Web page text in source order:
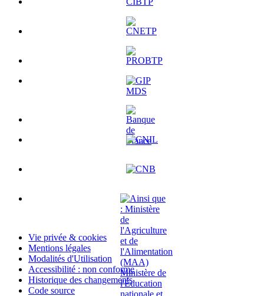
Vie privée & cookies
Mentions légales
Modalités d'Utilisation
Accessibilité : non conforme
Historique des changements
Code source